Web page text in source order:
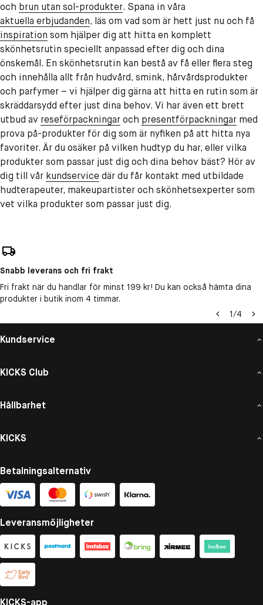
och brun utan sol-produkter. Spana in våra
aktuella erbjudanden, läs om vad som är hett just nu och få
inspiration som hjälper dig att hitta en komplett
skönhetsrutin speciellt anpassad efter dig och dina
önskemål. En skönhetsrutin kan bestå av få eller flera steg
och innehålla allt från hudvård, smink, hårvårdsprodukter
och parfymer – vi hjälper dig gärna att hitta en rutin som är
skräddarsydd efter just dina behov. Vi har även ett brett
utbud av reseförpackningaroch presentförpackningar med
prova på-produkter för dig som är nyfiken på att hitta nya
favoriter. Är du osäker på vilken hudtyp du har, eller vilka
produkter som passar just dig och dina behov bäst? Hör av
dig till vår kundservicedär du får kontakt med utbildade
hudterapeuter, makeupartister och skönhetsexperter som
vet vilka produkter som passar just dig.
Snabb leverans och fri frakt
Fri frakt när du handlar för minst 199 kr! Du kan också hämta dina
produkter i butik inom 4 timmar.
1/4
Kundservice
KICKS Club
Hållbarhet
KICKS
Betalningsalternativ
Leveransmöjligheter
KICKS-app